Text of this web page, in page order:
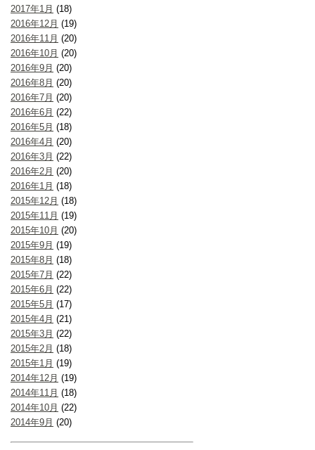
2017年1月 (18)
2016年12月 (19)
2016年11月 (20)
2016年10月 (20)
2016年9月 (20)
2016年8月 (20)
2016年7月 (20)
2016年6月 (22)
2016年5月 (18)
2016年4月 (20)
2016年3月 (22)
2016年2月 (20)
2016年1月 (18)
2015年12月 (18)
2015年11月 (19)
2015年10月 (20)
2015年9月 (19)
2015年8月 (18)
2015年7月 (22)
2015年6月 (22)
2015年5月 (17)
2015年4月 (21)
2015年3月 (22)
2015年2月 (18)
2015年1月 (19)
2014年12月 (19)
2014年11月 (18)
2014年10月 (22)
2014年9月 (20)